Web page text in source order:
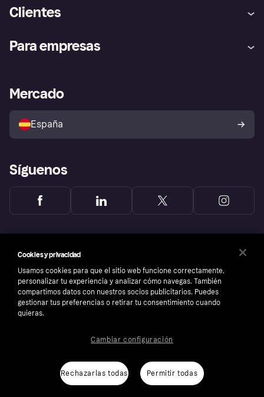
Clientes
Inicio de sesión
Directorio de tiendas
Política de protección al
comprador de Klarna
Reclamaciones
Para empresas
Acceso empresas
Mercado
España
Síguenos
Número de empresa: 556737-0431
Aviso Sobre CookiesKlarna.com
Cookies y privacidad
Usamos cookies para que el sitio web funcione correctamente,
personalizar tu experiencia y analizar cómo navegas. También
compartimos datos con nuestros socios publicitarios. Puedes
gestionar tus preferencias o retirar tu consentimiento cuando
quieras.
Rechazarlas todas Permitir todas
Cambiar configuración